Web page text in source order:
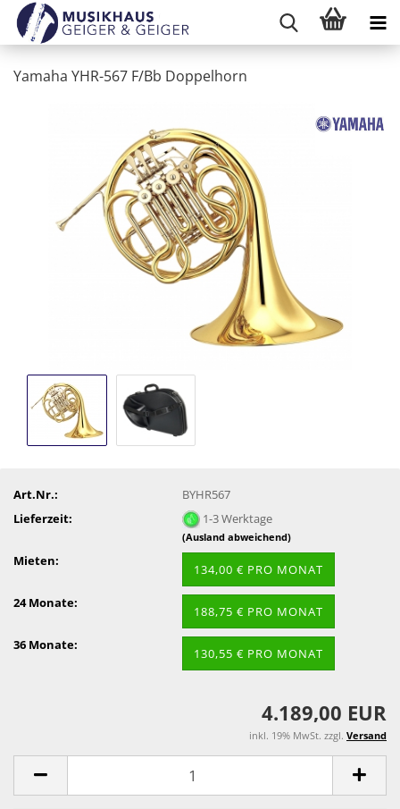
Yamaha YHR-567 F/Bb Doppelhorn
Art.Nr.:
BYHR567
Lieferzeit:
1-3 Werktage
(Ausland abweichend)
Mieten:
134,00 € PRO MONAT
24 Monate:
188,75 € PRO MONAT
36 Monate:
130,55 € PRO MONAT
4.189,00 EUR
inkl. 19% MwSt. zzgl. Versand